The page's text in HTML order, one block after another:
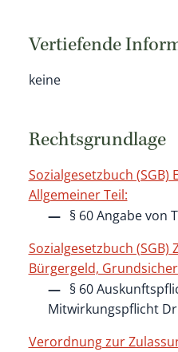
Vertiefende
keine
Rechtsgrundlage
Sozialgesetzbuch (SGB)
Allgemeiner Teil:
§ 60 Angabe von
Sozialgesetzbuch (SGB)
Bürgergeld,
§ 60
Mitwirkungspflicht
Verordnung zur